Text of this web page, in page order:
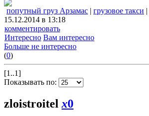
попутный груз Арзамас | грузовое такси |
15.12.2014 в 13:18
комментировать
Интересно Вам интересно
Больше не интересно
(0)
[1..1]
Показывать по:
zloistroitel x0